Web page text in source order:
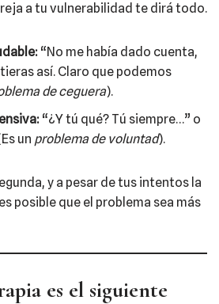
a tu vulnerabilidad te dirá todo.
“No me había dado cuenta,
así. Claro que podemos
de ceguera).
“¿Y tú qué? Tú siempre…” o
un problema de voluntad).
y a pesar de tus intentos la
posible que el problema sea más
es el siguiente